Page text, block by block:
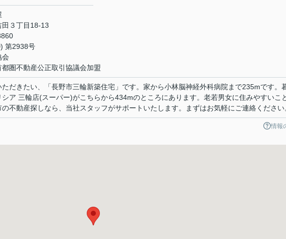
３丁目18-13
第2938号
会
圏不動産公正取引協議会加盟
だきたい、「長野市三輪新築住宅」です。家から小林脳神経外科病院まで235mです。
シア 三輪店(スーパー)がこちらから434mのところにあります。老若男女に住みやすいこ
不動産探しなら、当社スタッフがサポートいたします。まずはお気軽にご連絡ください
情報